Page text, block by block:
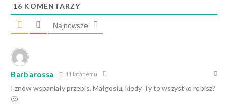
16 KOMENTARZY
Najnowsze
Barbarossa 11 lata temu
I znów wspaniały przepis. Małgosiu, kiedy Ty to wszystko robisz?
🙂